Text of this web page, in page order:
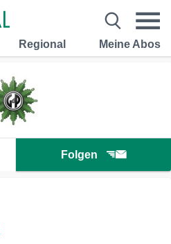
Regional Meine Abos
Folgen